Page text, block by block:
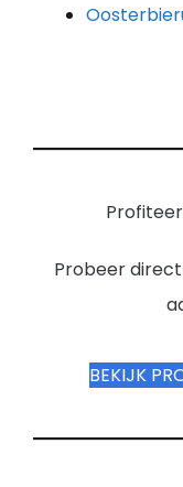
Probeer
BEKIJK